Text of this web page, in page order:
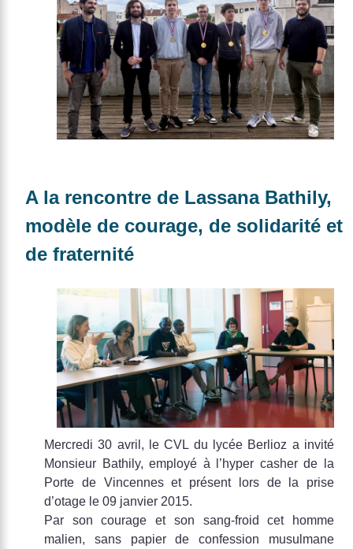
A la rencontre de Lassana Bathily,
modèle de courage, de solidarité et
de fraternité
Mercredi 30 avril, le CVL du lycée Berlioz a invité
Monsieur Bathily, employé à l’hyper casher de la
Porte de Vincennes et présent lors de la prise
d’otage le 09 janvier 2015.
Par son courage et son sang-froid cet homme
malien, sans papier de confession musulmane